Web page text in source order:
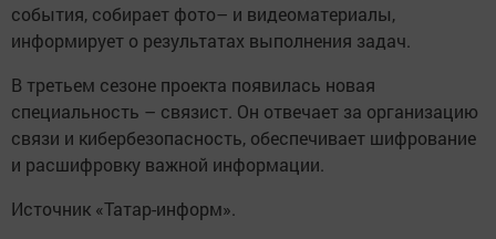
события, собирает фото– и видеоматериалы,
информирует о результатах выполнения задач.
В третьем сезоне проекта появилась новая
специальность – связист. Он отвечает за организацию
связи и кибербезопасность, обеспечивает шифрование
и расшифровку важной информации.
Источник «Татар-информ».